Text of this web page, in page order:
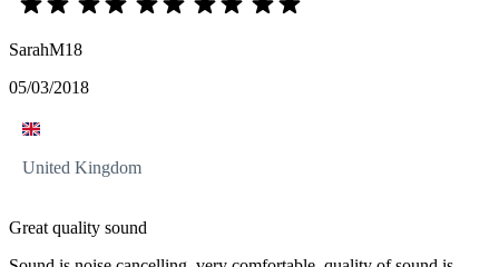
SarahM18
05/03/2018
United Kingdom
Great quality sound